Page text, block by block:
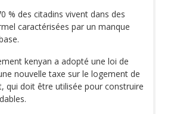
% des citadins vivent dans des
caractérisées par un manque
kenyan a adopté une loi de
nouvelle taxe sur le logement de
qui doit être utilisée pour construire